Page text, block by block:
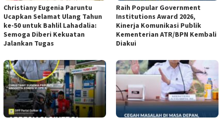
Christiany Eugenia Paruntu
Ucapkan Selamat Ulang Tahun
ke-50 untuk Bahlil Lahadalia:
Semoga Diberi Kekuatan
Jalankan Tugas
Raih Popular Government
Institutions Award 2026,
Kinerja Komunikasi Publik
Kementerian ATR/BPN Kembali
Diakui